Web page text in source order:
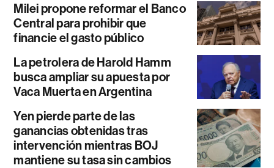
Milei propone reformar el Banco
Central para prohibir que
financie el gasto público
La petrolera de Harold Hamm
busca ampliar su apuesta por
Vaca Muerta en Argentina
Yen pierde parte de las
ganancias obtenidas tras
intervención mientras BOJ
mantiene su tasa sin cambios